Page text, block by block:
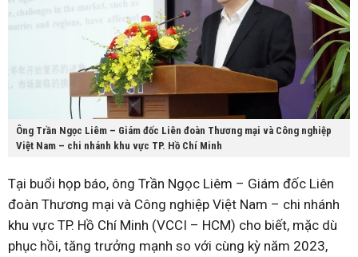
Ông Trần Ngọc Liêm – Giám đốc Liên đoàn Thương mại và Công nghiệp
Việt Nam – chi nhánh khu vực TP. Hồ Chí Minh
Tại buổi họp báo, ông Trần Ngọc Liêm – Giám đốc Liên
đoàn Thương mại và Công nghiệp Việt Nam – chi nhánh
khu vực TP. Hồ Chí Minh (VCCI – HCM) cho biết, mặc dù
phục hồi, tăng trưởng mạnh so với cùng kỳ năm 2023,